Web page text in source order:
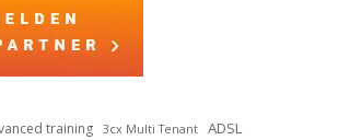
training 3cx Multi Tenant ADSL